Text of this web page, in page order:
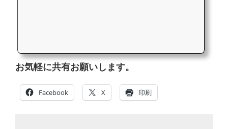
お気軽に共有お願いします。
Facebook X 印刷